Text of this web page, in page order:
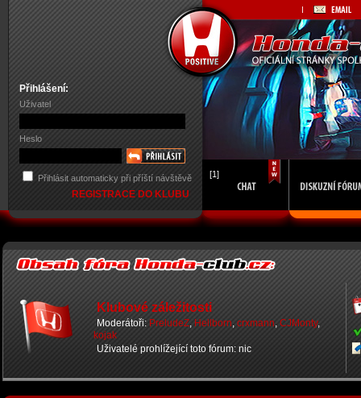
Přihlášení:
Uživatel
Heslo
Přihlásit automaticky při příští návštěvě
REGISTRACE DO KLUBU
[1]
Klubové záležitosti
Moderátoři: PreludeZ, Hellborn, crxmann, CJMonty,
kojak
Uživatelé prohlížející toto fórum: nic